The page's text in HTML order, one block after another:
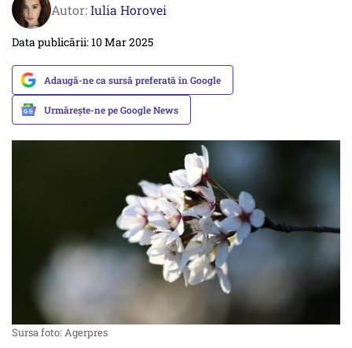
Autor:Iulia Horovei
Data publicării: 10 Mar 2025
Adaugă-ne ca sursă preferată în Google
Urmărește-ne pe Google News
Sursa foto: Agerpres